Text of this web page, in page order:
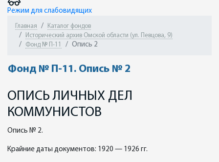
Режим для слабовидящих
Главная
Каталог фондов
Исторический архив Омской области (ул. Певцова, 9)
Фонд № П-11
Опись 2
Фонд № П-11. Опись № 2
ОПИСЬ ЛИЧНЫХ ДЕЛ
КОММУНИСТОВ
Опись № 2.
Крайние даты документов: 1920 — 1926 гг.